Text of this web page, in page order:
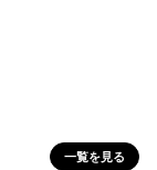
一覧を見る